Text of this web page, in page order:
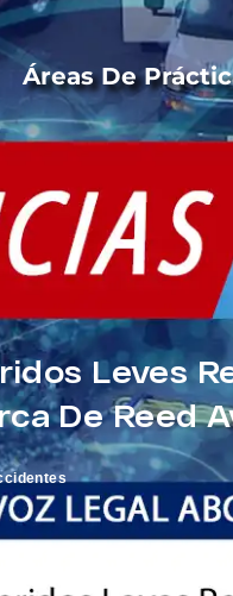
Áreas De
Leves
De Reed